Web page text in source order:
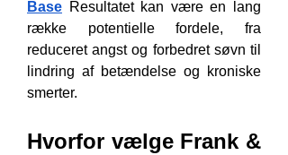
Base Resultatet kan være en lang
række potentielle fordele, fra
reduceret angst og forbedret søvn til
lindring af betændelse og kroniske
smerter.
Hvorfor vælge Frank &